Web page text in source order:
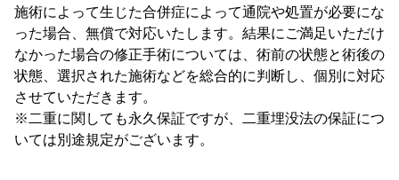
施術によって生じた合併症によって通院や処置が必要にな
った場合、無償で対応いたします。結果にご満足いただけ
なかった場合の修正手術については、術前の状態と術後の
状態、選択された施術などを総合的に判断し、個別に対応
させていただきます。
※二重に関しても永久保証ですが、二重埋没法の保証につ
いては別途規定がございます。